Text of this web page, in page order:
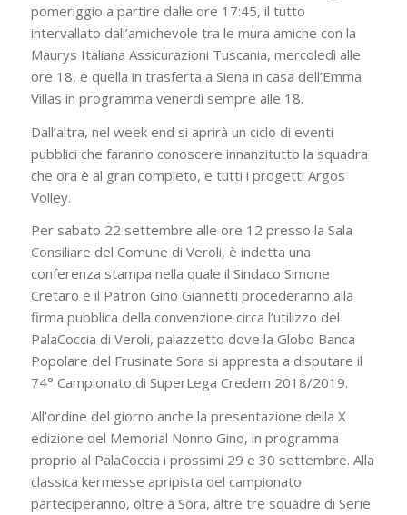
pomeriggio a partire dalle ore 17:45, il tutto
intervallato dall’amichevole tra le mura amiche con la
Maurys Italiana Assicurazioni Tuscania, mercoledì alle
ore 18, e quella in trasferta a Siena in casa dell’Emma
Villas in programma venerdì sempre alle 18.
Dall’altra, nel week end si aprirà un ciclo di eventi
pubblici che faranno conoscere innanzitutto la squadra
che ora è al gran completo, e tutti i progetti Argos
Volley.
Per sabato 22 settembre alle ore 12 presso la Sala
Consiliare del Comune di Veroli, è indetta una
conferenza stampa nella quale il Sindaco Simone
Cretaro e il Patron Gino Giannetti procederanno alla
firma pubblica della convenzione circa l’utilizzo del
PalaCoccia di Veroli, palazzetto dove la Globo Banca
Popolare del Frusinate Sora si appresta a disputare il
74° Campionato di SuperLega Credem 2018/2019.
All’ordine del giorno anche la presentazione della X
edizione del Memorial Nonno Gino, in programma
proprio al PalaCoccia i prossimi 29 e 30 settembre. Alla
classica kermesse apripista del campionato
parteciperanno, oltre a Sora, altre tre squadre di Serie